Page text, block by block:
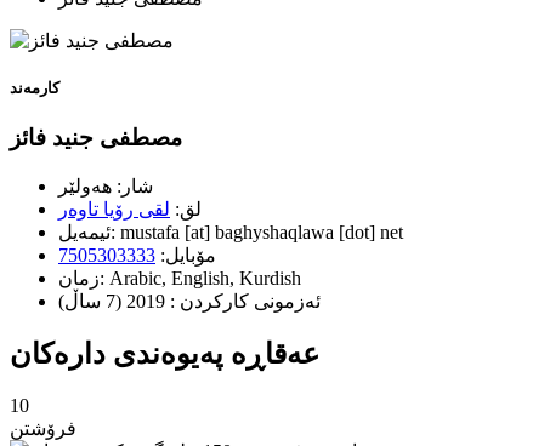
کارمەند
مصطفی جنید فائز
شار: هه‌ولێر
لق: لقی رۆیا تاوەر
ئیمه‌یل: mustafa [at] baghyshaqlawa [dot] net
مۆبایل: 7505303333
زمان: Arabic, English, Kurdish
ئه‌زمونی كاركردن : 2019 (7 ساڵ)
عەقاڕە پەیوەندی دارەكان
10
فرۆشتن